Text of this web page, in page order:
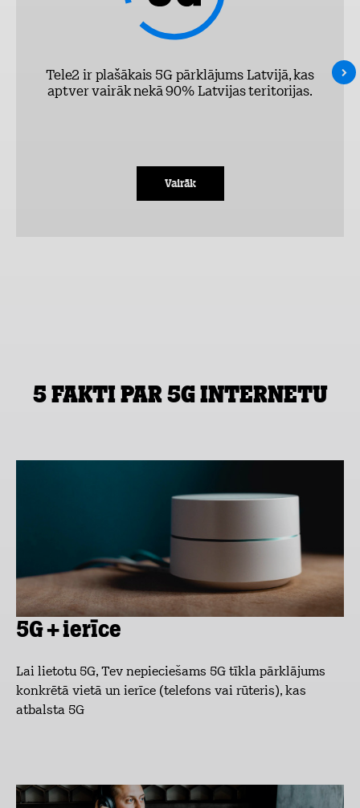
Tele2 ir plašākais 5G pārklājums Latvijā, kas
aptver vairāk nekā 90% Latvijas teritorijas.
Vairāk
5 fakti par 5G internetu
5G + ierīce
Lai lietotu 5G, Tev nepieciešams 5G tīkla pārklājums
konkrētā vietā un ierīce (telefons vai rūteris), kas
atbalsta 5G